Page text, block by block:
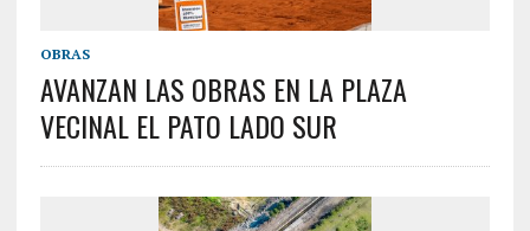
OBRAS
AVANZAN LAS OBRAS EN LA PLAZA
VECINAL EL PATO LADO SUR